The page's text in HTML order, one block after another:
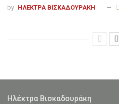
by ΗΛΕΚΤΡΑ ΒΙΣΚΑΔΟΥΡΑΚΗ
Ηλέκτρα Βισκαδουράκη